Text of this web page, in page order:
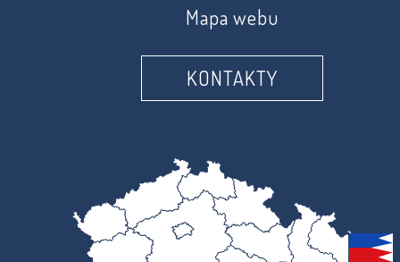
Mapa webu
KONTAKTY